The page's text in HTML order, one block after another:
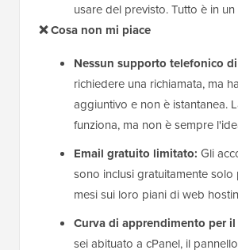
usare del previsto. Tutto è in
❌ Cosa non mi piace
Nessun supporto telefonico
richiedere una richiamata, ma
aggiuntivo e non è istantanea.
funziona, ma non è sempre
Email gratuito limitato: Gli
sono inclusi gratuitamente solo
mesi sui loro piani di web
Curva di apprendimento per
sei abituato a cPanel, il